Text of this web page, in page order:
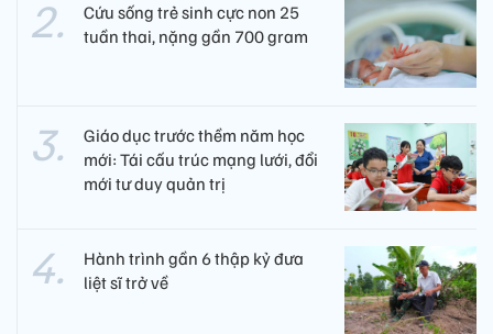
Cứu sống trẻ sinh cực non 25
tuần thai, nặng gần 700 gram
Giáo dục trước thềm năm học
mới: Tái cấu trúc mạng lưới, đổi
mới tư duy quản trị
Hành trình gần 6 thập kỷ đưa
liệt sĩ trở về